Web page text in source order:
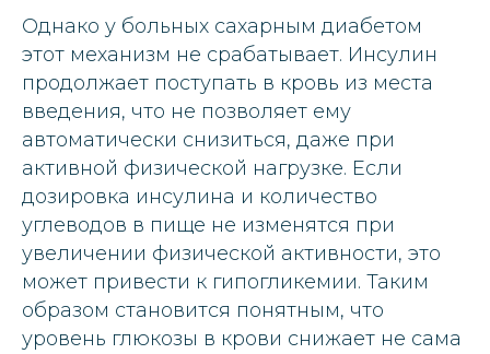
Однако у больных сахарным диабетом
этот механизм не срабатывает. Инсулин
продолжает поступать в кровь из места
введения, что не позволяет ему
автоматически снизиться, даже при
активной физической нагрузке. Если
дозировка инсулина и количество
углеводов в пище не изменятся при
увеличении физической активности, это
может привести к гипогликемии. Таким
образом становится понятным, что
уровень глюкозы в крови снижает не сама